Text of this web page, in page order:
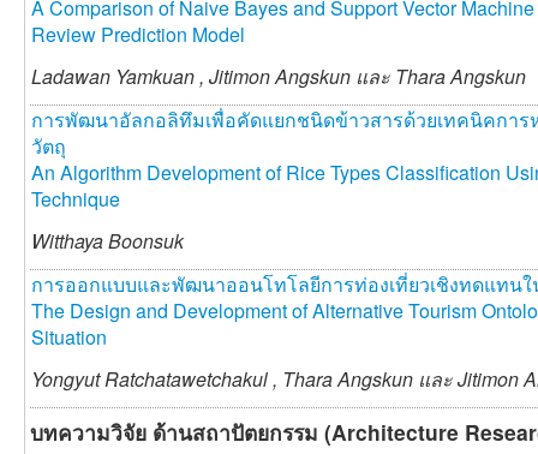
A Comparison of Naive Bayes and Support Vector
Review Prediction Model
Ladawan Yamkuan , Jitimon Angskun และ Thara Angskun
การพัฒนาอัลกอลิทึมเพื่อคัดแยกชนิดข้าวสารด้วยเทคนิคการ
วัตถุ
An Algorithm Development of Rice Types Classification
Technique
Witthaya Boonsuk
การออกแบบและพัฒนาออนโทโลยีการท่องเที่ยวเชิงทดแทน
The Design and Development of Alternative Tourism
Situation
Yongyut Ratchatawetchakul , Thara Angskun และJitimon
บทความวิจัย ด้านสถาปัตยกรรม (Architecture